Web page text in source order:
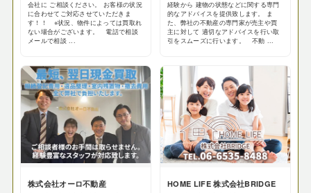
会社に ご相談ください。 お客様の状況
に合わせてご対応させていただきま
す！！ ※状況、物件によっては買取れ
ない場合がございます。 電話で相談
メールで相談 ...
経験から 建物の状態などに関する専門
的なアドバイスを提供致します。 ま
た、弊社の不動産の専門家が売主や買
主に対して 適切なアドバイスを行い取
引をスムーズに行います。 不動 ...
株式会社オーロ不動産 HOME LIFE 株式会社BRIDGE